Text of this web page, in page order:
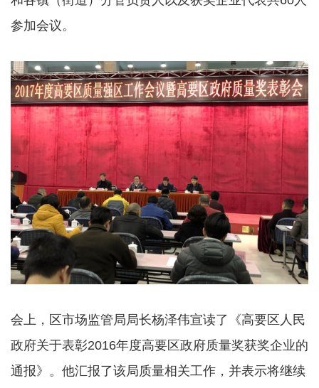
参加会议。
会上，区市场监管局局长杨泽伟宣读了《高要区人民
政府关于表彰2016年度高要区政府质量奖获奖企业的
通报》。他汇报了该局质量相关工作，并表示将继续